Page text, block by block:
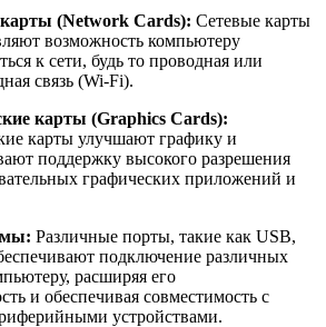
(Network Cards): Сетевые карты
возможность компьютеру
к сети, будь то проводная или
связь (Wi-Fi).
карты (Graphics Cards):
карты улучшают графику и
поддержку высокого разрешения
графических приложений и
Различные порты, такие как USB,
подключение различных
расширяя его
и обеспечивая совместимость с
устройствами.